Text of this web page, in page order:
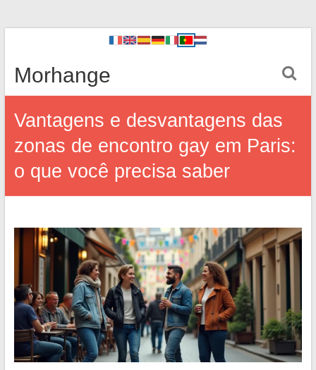
Morhange
Vantagens e desvantagens das
zonas de encontro gay em Paris:
o que você precisa saber